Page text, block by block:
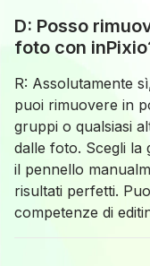
D: Posso
foto con
R: Assolutamente
puoi rimuovere in
gruppi o qualsiasi
dalle foto. Scegli la
il pennello
risultati perfetti.
competenze di